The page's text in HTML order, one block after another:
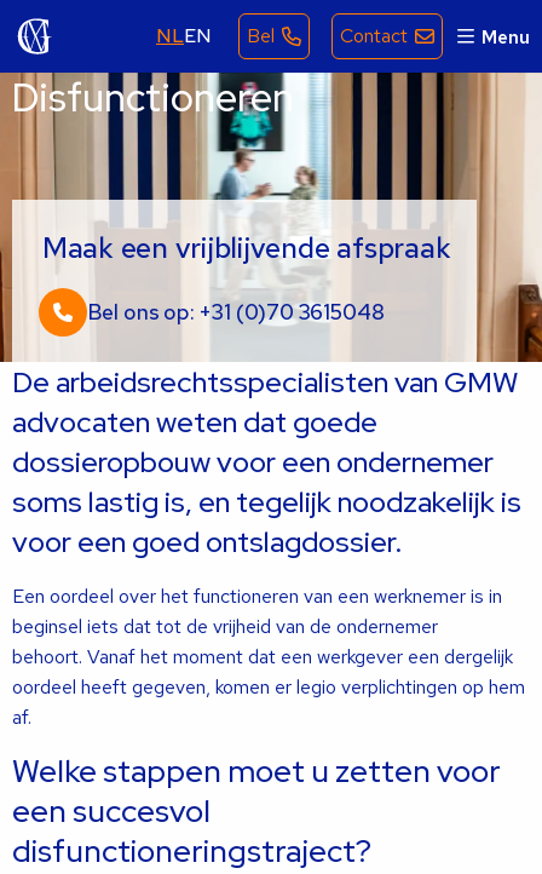
NLEN Bel Contact Menu
Disfunctioneren
Maak een vrijblijvende afspraak
Bel ons op: +31 (0)70 3615048
De arbeidsrechtsspecialisten van GMW
advocaten weten dat goede
dossieropbouw voor een ondernemer
soms lastig is, en tegelijk noodzakelijk is
voor een goed ontslagdossier.
Een oordeel over het functioneren van een werknemer is in
beginsel iets dat tot de vrijheid van de ondernemer
behoort. Vanaf het moment dat een werkgever een dergelijk
oordeel heeft gegeven, komen er legio verplichtingen op hem
af.
Welke stappen moet u zetten voor
een succesvol
disfunctioneringstraject?